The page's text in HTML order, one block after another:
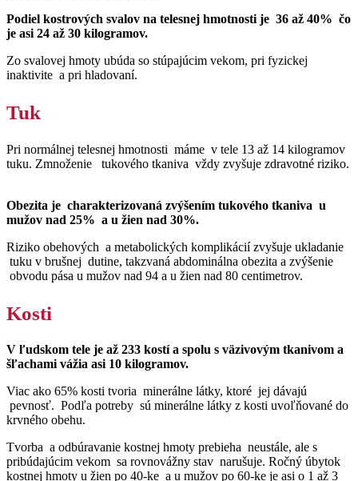
Podiel kostrových svalov na telesnej hmotnosti je 36 až 40% čo
je asi 24 až 30 kilogramov.
Zo svalovej hmoty ubúda so stúpajúcim vekom, pri fyzickej
inaktivite a pri hladovaní.
Tuk
Pri normálnej telesnej hmotnosti máme v tele 13 až 14 kilogramov
tuku. Zmnoženie tukového tkaniva vždy zvyšuje zdravotné riziko.
Obezita je charakterizovaná zvýšením tukového tkaniva u
mužov nad 25% a u žien nad 30%.
Riziko obehových a metabolických komplikácií zvyšuje ukladanie
tuku v brušnej dutine, takzvaná abdominálna obezita a zvýšenie
obvodu pása u mužov nad 94 a u žien nad 80 centimetrov.
Kosti
V ľudskom tele je až 233 kostí a spolu s väzivovým tkanivom a
šľachami vážia asi 10 kilogramov.
Viac ako 65% kosti tvoria minerálne látky, ktoré jej dávajú
pevnosť. Podľa potreby sú minerálne látky z kosti uvoľňované do
krvného obehu.
Tvorba a odbúravanie kostnej hmoty prebieha neustále, ale s
pribúdajúcim vekom sa rovnovážny stav narušuje. Ročný úbytok
kostnej hmoty u žien po 40-ke a u mužov po 60-ke je asi o 1 až 3